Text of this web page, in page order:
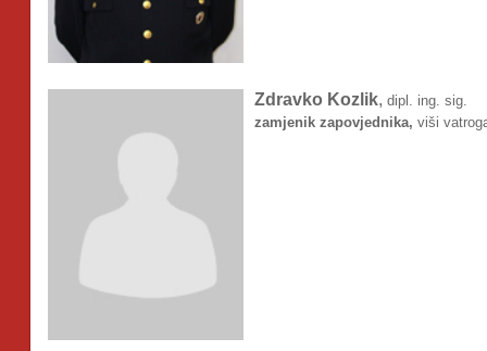
Zdravko Kozlik, dipl. ing. sig.
zamjenik zapovjednika, viši